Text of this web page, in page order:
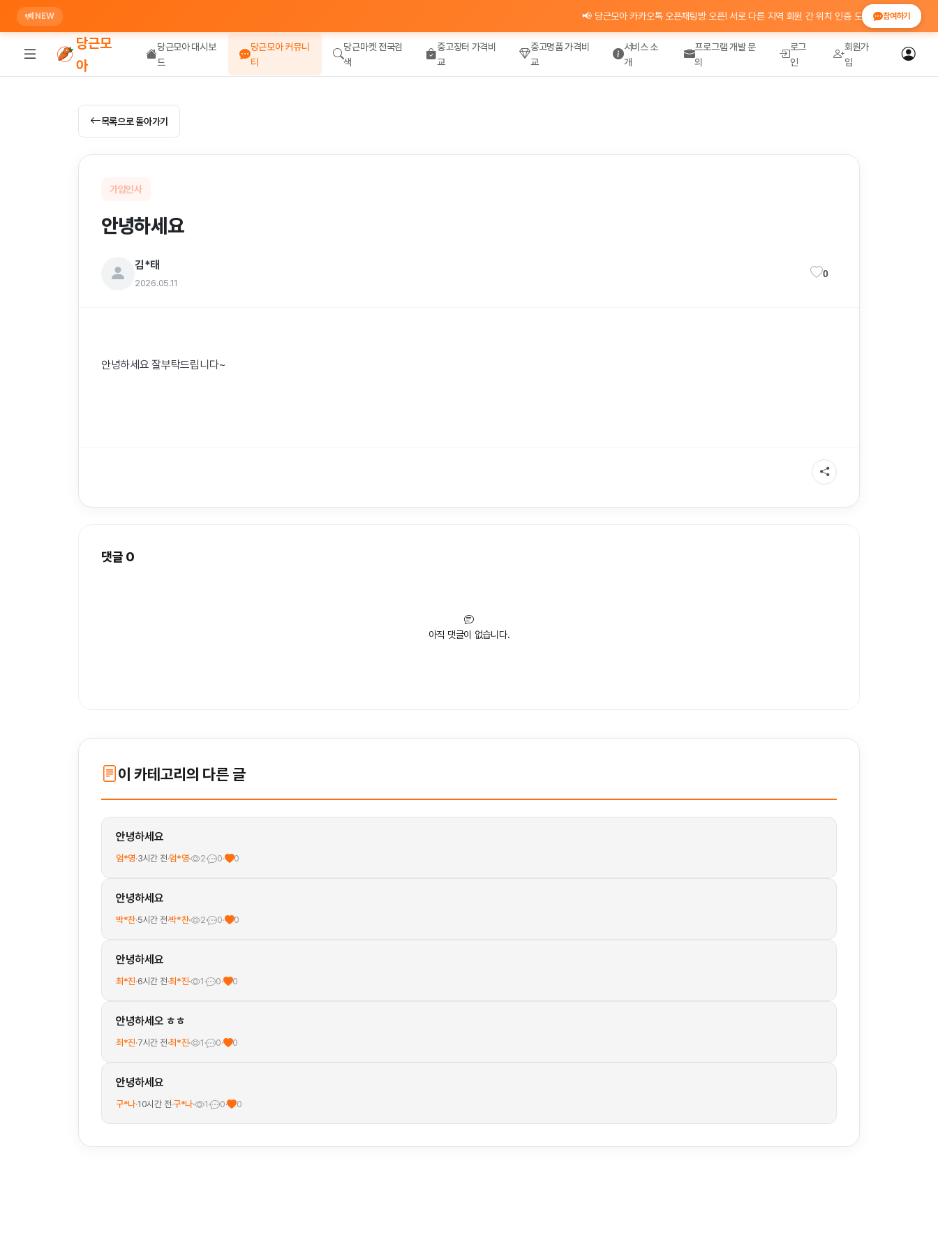
NEW 📢 당근모아 카카오톡 오픈채팅방 오픈! 서로 다른 지역 회원 간 위치 인증 도움 · 정보 공유 💬 참여코드
참여하기
당근모
아
당근모아 대시보
드
당근모아 커뮤니
티
당근마켓 전국검
색
중고장터 가격비
교
중고명품 가격비
교
서비스 소
개
프로그램 개발 문
의
로그
인
회원가
입
목록으로 돌아가기
가입인사
안녕하세요
김*태
2026.05.11
0
안녕하세요 잘부탁드립니다~
댓글 0
아직 댓글이 없습니다.
이 카테고리의 다른 글
안녕하세요
엄*영·3시간 전·엄*영· 2· 0· 0
안녕하세요
박*찬·5시간 전·박*찬· 2· 0· 0
안녕하세요
최*진·6시간 전·최*진· 1 · 0· 0
안녕하세오 ㅎㅎ
최*진·7시간 전·최*진· 1 · 0· 0
안녕하세요
구*나·10시간 전·구*나· 1· 0· 0